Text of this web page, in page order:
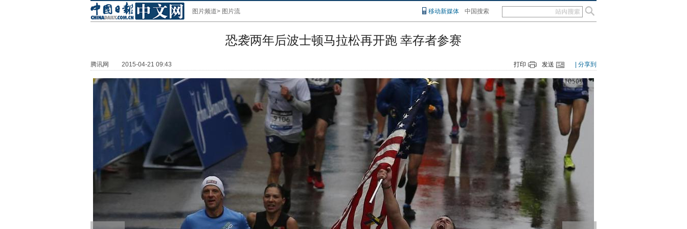
图片频道> 图片流 移动新媒体 中国搜索
恐袭两年后波士顿马拉松再开跑 幸存者参赛
腾讯网 2015-04-21 09:43 打印 发送 | 分享到